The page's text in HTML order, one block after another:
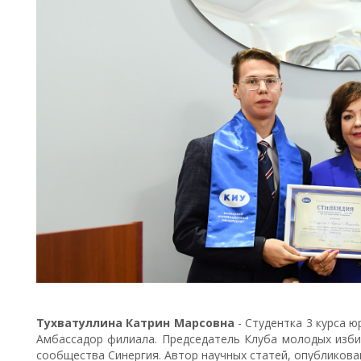
Тухватуллина Катрин Марсовна - Студентка 3 курса
Амбассадор филиала. Председатель Клуба молодых
сообщества Синергия. Автор научных статей,